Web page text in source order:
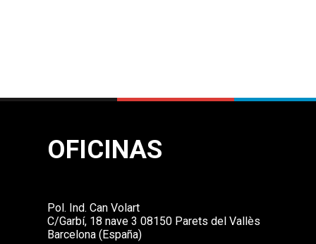
OFICINAS
Pol. Ind. Can Volart
C/Garbí, 18 nave 3 08150 Parets del Vallès
Barcelona (España)